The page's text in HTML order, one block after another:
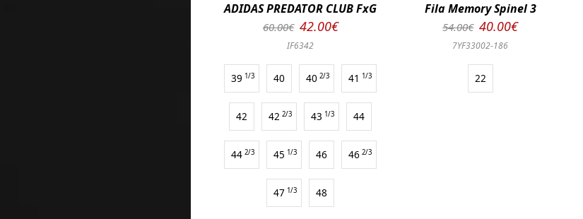
ADIDAS PREDATOR CLUB FxG
60.00€ 42.00€
IF6342
39 1/3 40 40 2/3 41 1/3
42 42 2/3 43 1/3 44
44 2/3 45 1/3 46 46 2/3
47 1/3 48
Fila Memory Spinel 3
54.00€ 40.00€
7YF33002-186
22